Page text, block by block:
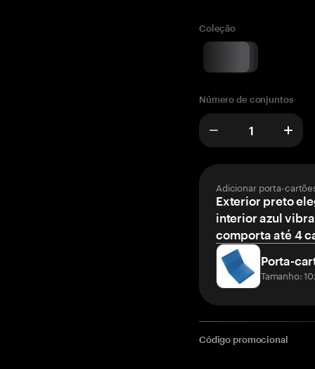
Coleção
Número de conjuntos
Adicionar porta-
Exterior preto
interior azul
comporta até 4
Porta-
Tamanho:
Código promocional